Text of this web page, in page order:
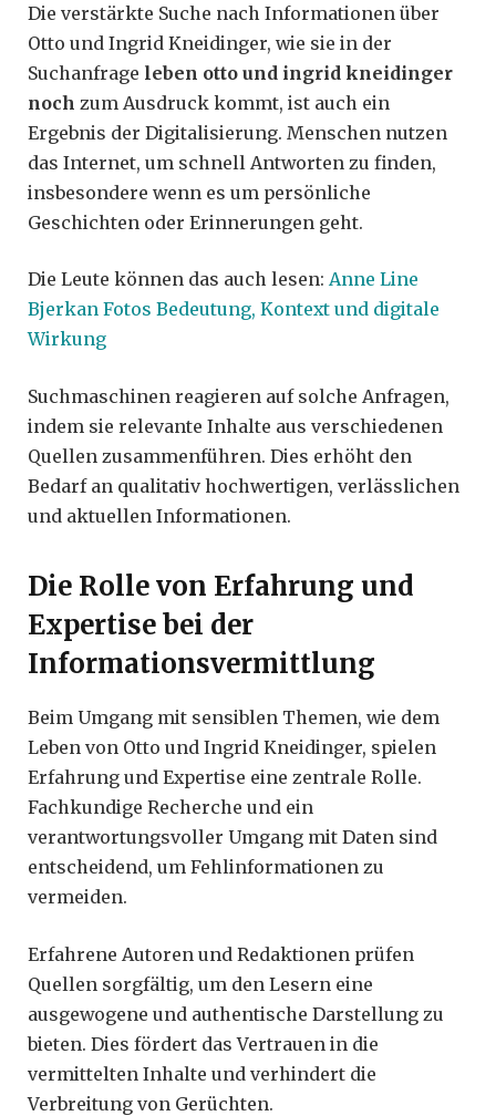
Die verstärkte Suche nach Informationen über
Otto und Ingrid Kneidinger, wie sie in der
Suchanfrage leben otto und ingrid kneidinger
noch zum Ausdruck kommt, ist auch ein
Ergebnis der Digitalisierung. Menschen nutzen
das Internet, um schnell Antworten zu finden,
insbesondere wenn es um persönliche
Geschichten oder Erinnerungen geht.
Die Leute können das auch lesen: Anne Line
Bjerkan Fotos Bedeutung, Kontext und digitale
Wirkung
Suchmaschinen reagieren auf solche Anfragen,
indem sie relevante Inhalte aus verschiedenen
Quellen zusammenführen. Dies erhöht den
Bedarf an qualitativ hochwertigen, verlässlichen
und aktuellen Informationen.
Die Rolle von Erfahrung und
Expertise bei der
Informationsvermittlung
Beim Umgang mit sensiblen Themen, wie dem
Leben von Otto und Ingrid Kneidinger, spielen
Erfahrung und Expertise eine zentrale Rolle.
Fachkundige Recherche und ein
verantwortungsvoller Umgang mit Daten sind
entscheidend, um Fehlinformationen zu
vermeiden.
Erfahrene Autoren und Redaktionen prüfen
Quellen sorgfältig, um den Lesern eine
ausgewogene und authentische Darstellung zu
bieten. Dies fördert das Vertrauen in die
vermittelten Inhalte und verhindert die
Verbreitung von Gerüchten.